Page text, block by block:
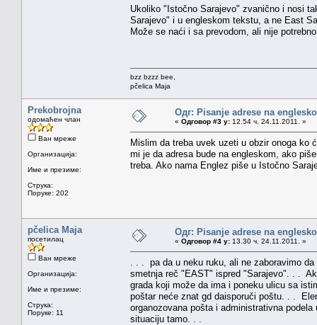
Ukoliko "Istočno Sarajevo" zvanično i nosi
Sarajevo" i u engleskom tekstu, a ne East
Može se naći i sa prevodom, ali nije
bzz bzzz bee,
pčelica Maja
Prekobrojna
одомаћен члан
Ван мреже
Организација:
Име и презиме:
Струка:
Поруке: 202
Одг: Pisanje adrese na
« Одговор #3 у: 12.54 ч. 24.11.2011. »
Mislim da treba uvek uzeti u obzir onoga ko
mi je da adresa bude na engleskom, ako
treba. Ako nama Englez piše u Istočno
pčelica Maja
посетилац
Ван мреже
Организација:
Име и презиме:
Струка:
Поруке: 11
Одг: Pisanje adrese na
« Одговор #4 у: 13.30 ч. 24.11.2011. »
. . . pa da u neku ruku, ali ne zaboravimo
smetnja reč "EAST" ispred "Sarajevo". . .
grada koji može da ima i poneku ulicu sa
poštar neće znat gd daisporuči poštu. . .
organozovana pošta i administrativna
situaciju tamo. . .